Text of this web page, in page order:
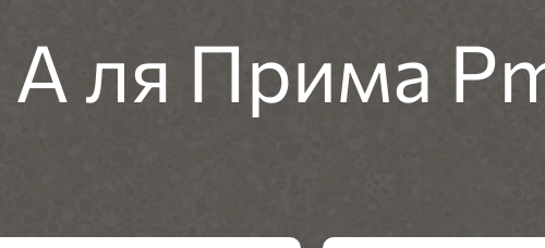
А ля Прима